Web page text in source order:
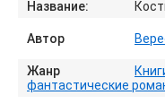
Название:
Автор
Жанр
фантастические